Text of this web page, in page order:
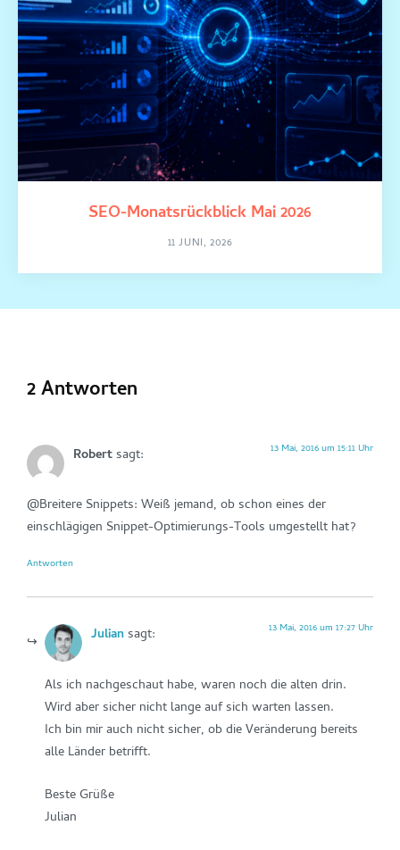
SEO-Monatsrückblick Mai 2026
11 JUNI, 2026
2 Antworten
Robertsagt: 13 Mai, 2016 um 15:11 Uhr
@Breitere Snippets: Weiß jemand, ob schon eines der
einschlägigen Snippet-Optimierungs-Tools umgestellt hat?
Antworten
Juliansagt: 13 Mai, 2016 um 17:27 Uhr
Als ich nachgeschaut habe, waren noch die alten drin.
Wird aber sicher nicht lange auf sich warten lassen.
Ich bin mir auch nicht sicher, ob die Veränderung bereits
alle Länder betrifft.
Beste Grüße
Julian